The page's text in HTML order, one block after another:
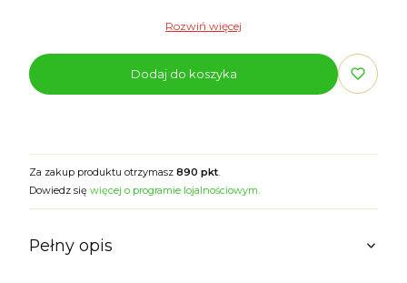
Rozwiń więcej
Dodaj do koszyka
Za zakup produktu otrzymasz 890 pkt.
Dowiedz się więcej o programie lojalnościowym.
Pełny opis